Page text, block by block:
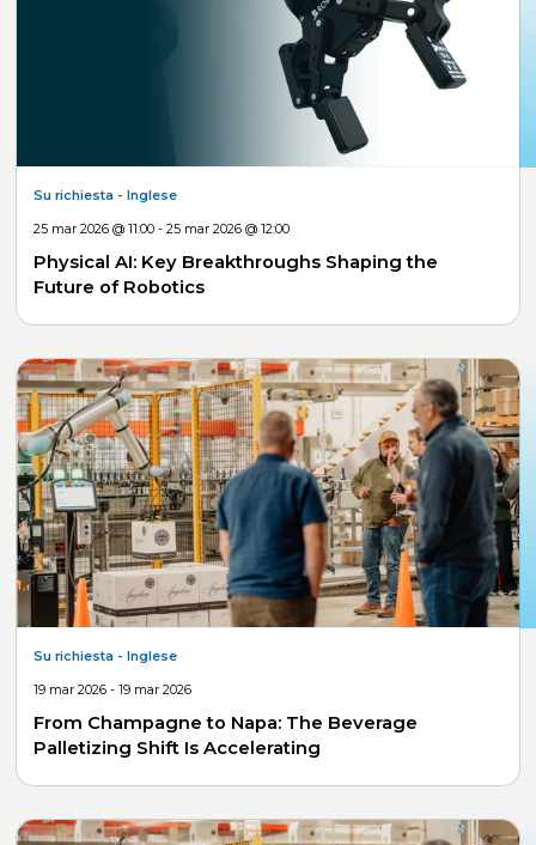
Su richiesta - Inglese
25 mar 2026 @ 11:00 - 25 mar 2026 @ 12:00
Physical AI: Key Breakthroughs Shaping the
Future of Robotics
Su richiesta - Inglese
19 mar 2026 - 19 mar 2026
From Champagne to Napa: The Beverage
Palletizing Shift Is Accelerating